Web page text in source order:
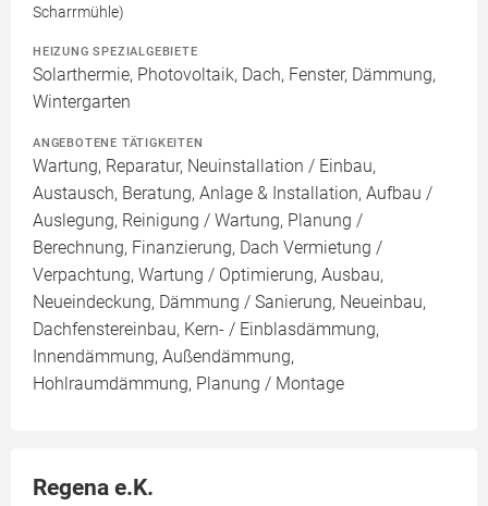
Scharrmühle)
HEIZUNG SPEZIALGEBIETE
Solarthermie, Photovoltaik, Dach, Fenster, Dämmung,
Wintergarten
ANGEBOTENE TÄTIGKEITEN
Wartung, Reparatur, Neuinstallation / Einbau,
Austausch, Beratung, Anlage & Installation, Aufbau /
Auslegung, Reinigung / Wartung, Planung /
Berechnung, Finanzierung, Dach Vermietung /
Verpachtung, Wartung / Optimierung, Ausbau,
Neueindeckung, Dämmung / Sanierung, Neueinbau,
Dachfenstereinbau, Kern- / Einblasdämmung,
Innendämmung, Außendämmung,
Hohlraumdämmung, Planung / Montage
Regena e.K.